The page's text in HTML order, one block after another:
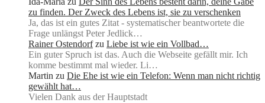
zu finden. Der Zweck des Lebens ist, sie zu verschenken
Ja, das ist ein gutes Zitat - systematischer beantwortete die
Frage unlängst Peter Jedlick…
Rainer Ostendorf zu Liebe ist wie ein Vollbad…
Ein guter Spruch ist das. Auch die Webseite gefällt mir. Ich
komme bestimmt mal wieder. Li…
Martin zu Die Ehe ist wie ein Telefon: Wenn man nicht richtig
gewählt hat…
Vielen Dank aus der Hauptstadt